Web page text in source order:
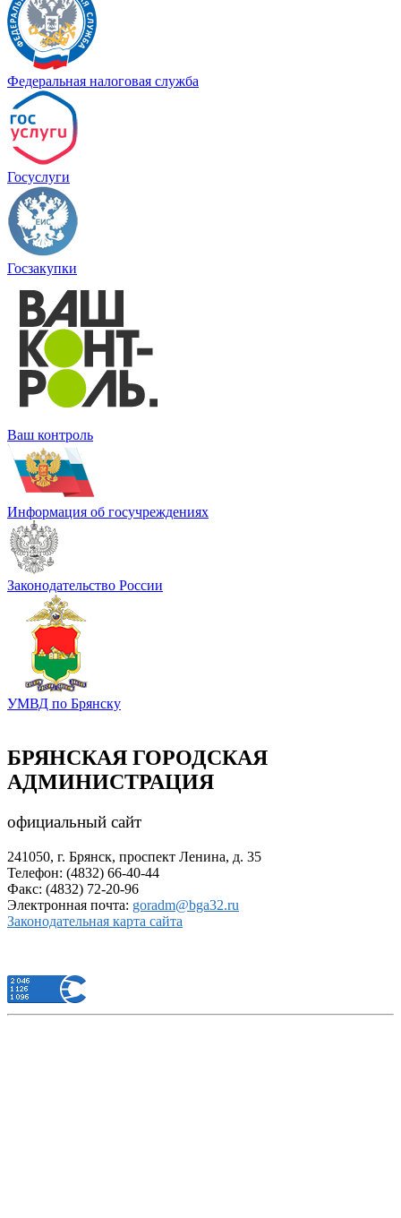
Федеральная налоговая служба
Госуслуги
Госзакупки
Ваш контроль
Информация об госучреждениях
Законодательство России
УМВД по Брянску
БРЯНСКАЯ ГОРОДСКАЯ
АДМИНИСТРАЦИЯ
официальный сайт
241050, г. Брянск, проспект Ленина, д. 35
Телефон: (4832) 66-40-44
Факс: (4832) 72-20-96
Электронная почта: goradm@bga32.ru
Законодательная карта сайта